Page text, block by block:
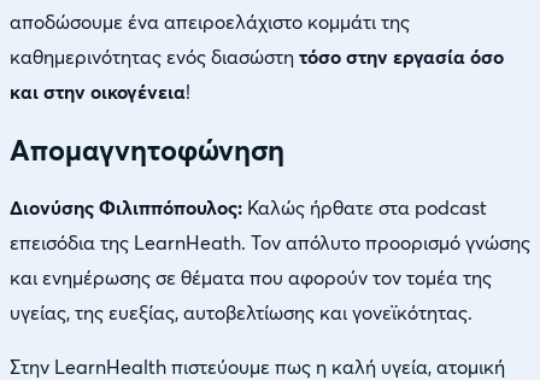
αποδώσουμε ένα απειροελάχιστο κομμάτι της
καθημερινότητας ενός διασώστη τόσο στην εργασία όσο
και στην οικογένεια!
Απομαγνητοφώνηση
Διονύσης Φιλιππόπουλος: Καλώς ήρθατε στα podcast
επεισόδια της LearnHeath. Τον απόλυτο προορισμό γνώσης
και ενημέρωσης σε θέματα που αφορούν τον τομέα της
υγείας, της ευεξίας, αυτοβελτίωσης και γονεϊκότητας.
Στην LearnHealth πιστεύουμε πως η καλή υγεία, ατομική